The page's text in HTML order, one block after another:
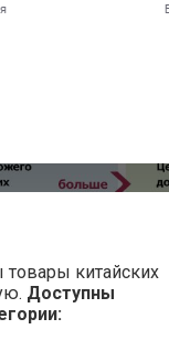
товары китайских
Доступны